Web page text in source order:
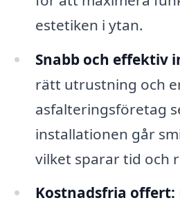
estetiken i ytan.
Snabb och effektiv
rätt utrustning och
asfalteringsföretag
installationen går
vilket sparar tid och
Kostnadsfria offert: